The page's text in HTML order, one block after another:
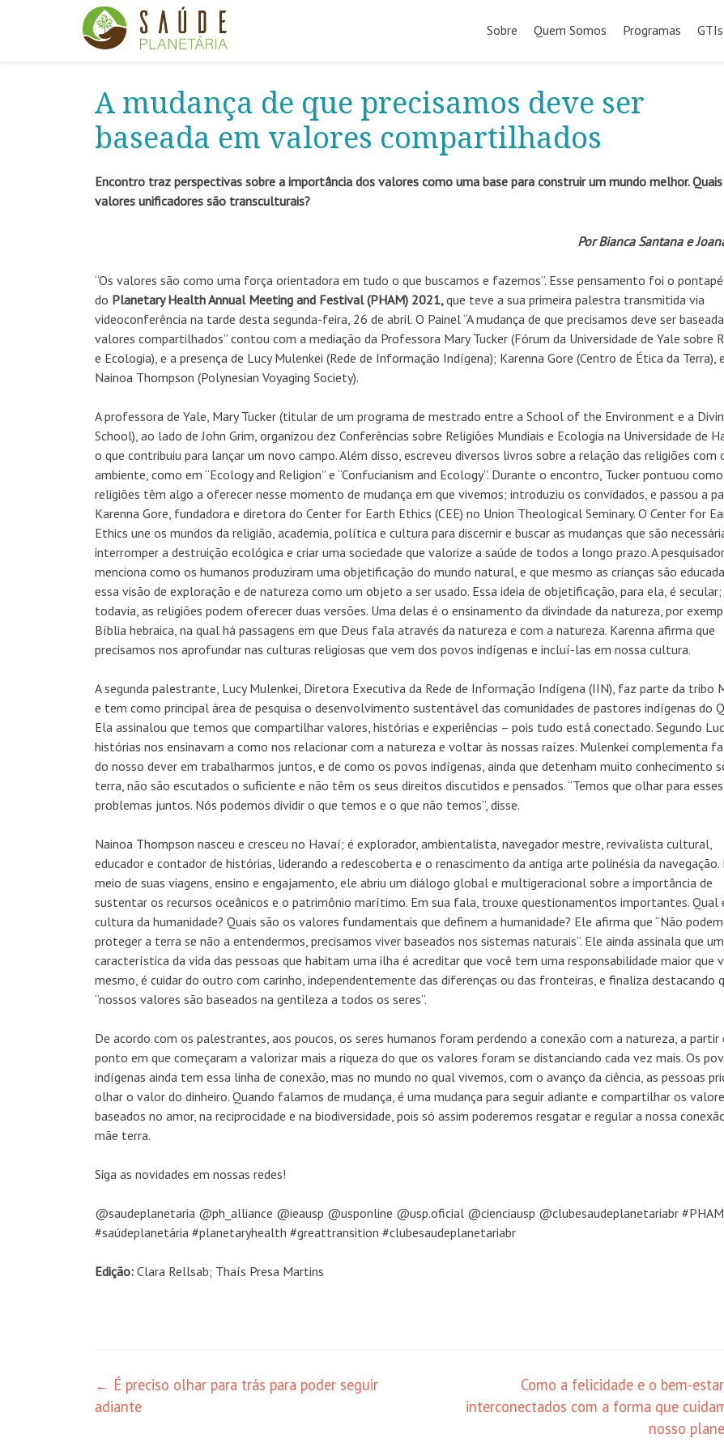
para
Sobre Quem Somos Programas GTIs
A mudança de que precisamos deve ser
baseada em valores compartilhados
Encontro traz perspectivas sobre a importância dos valores como uma base para construir um mundo melhor. Quais
valores unificadores são transculturais?
Por Bianca Santana e
“Os valores são como uma força orientadora em tudo o que buscamos e fazemos”. Esse pensamento foi o
do Planetary Health Annual Meeting and Festival (PHAM) 2021,que teve a sua primeira palestra transmitida via
videoconferência na tarde desta segunda-feira, 26 de abril. O Painel “A mudança de que precisamos deve ser
valores compartilhados” contou com a mediação da Professora Mary Tucker (Fórum da Universidade de Yale sobre
e Ecologia), e a presença de Lucy Mulenkei (Rede de Informação Indígena); Karenna Gore (Centro de Ética da Terra), e
Nainoa Thompson (Polynesian Voyaging Society).
A professora de Yale, Mary Tucker (titular de um programa de mestrado entre a School of the Environment e a
School), ao lado de John Grim, organizou dez Conferências sobre Religiões Mundiais e Ecologia na Universidade de
o que contribuiu para lançar um novo campo. Além disso, escreveu diversos livros sobre a relação das religiões com
ambiente, como em “Ecology and Religion” e “Confucianism and Ecology”. Durante o encontro, Tucker pontuou
religiões têm algo a oferecer nesse momento de mudança em que vivemos; introduziu os convidados, e passou a
Karenna Gore, fundadora e diretora do Center for Earth Ethics (CEE) no Union Theological Seminary. O Center for
Ethics une os mundos da religião, academia, política e cultura para discernir e buscar as mudanças que são
interromper a destruição ecológica e criar uma sociedade que valorize a saúde de todos a longo prazo. A
menciona como os humanos produziram uma objetificação do mundo natural, e que mesmo as crianças são
essa visão de exploração e de natureza como um objeto a ser usado. Essa ideia de objetificação, para ela, é secular;
todavia, as religiões podem oferecer duas versões. Uma delas é o ensinamento da divindade da natureza, por
Bíblia hebraica, na qual há passagens em que Deus fala através da natureza e com a natureza. Karenna afirma que
precisamos nos aprofundar nas culturas religiosas que vem dos povos indígenas e incluí-las em nossa cultura.
A segunda palestrante, Lucy Mulenkei, Diretora Executiva da Rede de Informação Indígena (IIN), faz parte da tribo
e tem como principal área de pesquisa o desenvolvimento sustentável das comunidades de pastores indígenas do
Ela assinalou que temos que compartilhar valores, histórias e experiências – pois tudo está conectado. Segundo
histórias nos ensinavam a como nos relacionar com a natureza e voltar às nossas raízes. Mulenkei complementa
do nosso dever em trabalharmos juntos, e de como os povos indígenas, ainda que detenham muito conhecimento
terra, não são escutados o suficiente e não têm os seus direitos discutidos e pensados. “Temos que olhar para esses
problemas juntos. Nós podemos dividir o que temos e o que não temos”, disse.
Nainoa Thompson nasceu e cresceu no Havaí; é explorador, ambientalista, navegador mestre, revivalista cultural,
educador e contador de histórias, liderando a redescoberta e o renascimento da antiga arte polinésia da navegação.
meio de suas viagens, ensino e engajamento, ele abriu um diálogo global e multigeracional sobre a importância de
sustentar os recursos oceânicos e o patrimônio marítimo. Em sua fala, trouxe questionamentos importantes. Qual
cultura da humanidade? Quais são os valores fundamentais que definem a humanidade? Ele afirma que “Não
proteger a terra se não a entendermos, precisamos viver baseados nos sistemas naturais”. Ele ainda assinala que
característica da vida das pessoas que habitam uma ilha é acreditar que você tem uma responsabilidade maior que
mesmo, é cuidar do outro com carinho, independentemente das diferenças ou das fronteiras, e finaliza destacando
“nossos valores são baseados na gentileza a todos os seres”.
De acordo com os palestrantes, aos poucos, os seres humanos foram perdendo a conexão com a natureza, a partir
ponto em que começaram a valorizar mais a riqueza do que os valores foram se distanciando cada vez mais. Os
indígenas ainda tem essa linha de conexão, mas no mundo no qual vivemos, com o avanço da ciência, as pessoas
olhar o valor do dinheiro. Quando falamos de mudança, é uma mudança para seguir adiante e compartilhar os
baseados no amor, na reciprocidade e na biodiversidade, pois só assim poderemos resgatar e regular a nossa
mãe terra.
Siga as novidades em nossas redes!
@saudeplanetaria @ph_alliance @ieausp @usponline @usp.oficial @cienciausp @clubesaudeplanetariabr
#saúdeplanetária #planetaryhealth #greattransition #clubesaudeplanetariabr
Edição: Clara Rellsab; Thaís Presa Martins
Navegação
de
← É preciso olhar para trás para poder seguir
adiante
Como a felicidade e o bem-
interconectados com a forma que
nosso